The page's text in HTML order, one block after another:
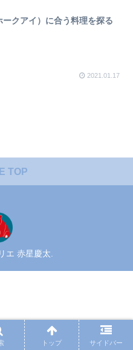
ークアイ）に合う料理を探る
2021.01.17
TOP
エ 赤星慶太.
トップ サイドバー